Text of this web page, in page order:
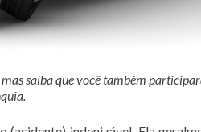
saiba que você também